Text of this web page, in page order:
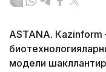
ASTANА. Кazinform
модели